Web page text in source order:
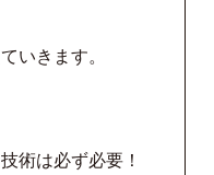
いきます。
術は必ず必要！